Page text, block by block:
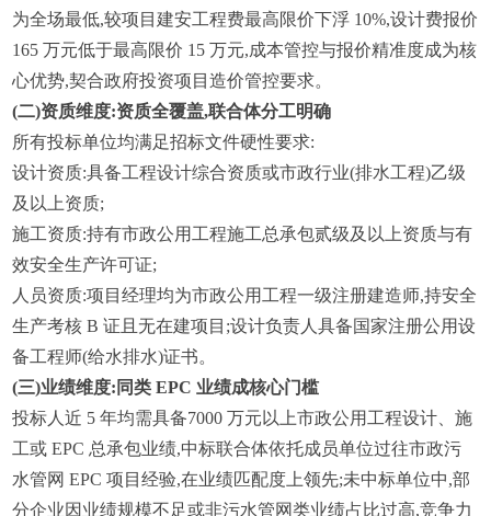
为全场最低,较项目建安工程费最高限价下浮 10%,设计费报价
165 万元低于最高限价 15 万元,成本管控与报价精准度成为核
心优势,契合政府投资项目造价管控要求。
(二)资质维度:资质全覆盖,联合体分工明确
所有投标单位均满足招标文件硬性要求:
设计资质:具备工程设计综合资质或市政行业(排水工程)乙级
及以上资质;
施工资质:持有市政公用工程施工总承包贰级及以上资质与有
效安全生产许可证;
人员资质:项目经理均为市政公用工程一级注册建造师,持安全
生产考核 B 证且无在建项目;设计负责人具备国家注册公用设
备工程师(给水排水)证书。
(三)业绩维度:同类 EPC 业绩成核心门槛
投标人近 5 年均需具备7000 万元以上市政公用工程设计、施
工或 EPC 总承包业绩,中标联合体依托成员单位过往市政污
水管网 EPC 项目经验,在业绩匹配度上领先;未中标单位中,部
分企业因业绩规模不足或非污水管网类业绩占比过高,竞争力